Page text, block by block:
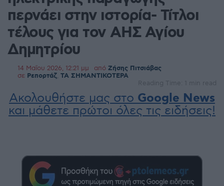
περνάει στην ιστορία- Τίτλοι
τέλους για τον ΑΗΣ Αγίου
Δημητρίου
14 Μαΐου 2026, 12:21 μμ από Ζήσης Πιτσιάβας
σε Ρεπορτάζ ΤΑ ΣΗΜΑΝΤΙΚΟΤΕΡΑ
Reading Time: 1 min read
Ακολουθήστε μας στο Google News
και μάθετε πρώτοι όλες τις ειδήσεις!